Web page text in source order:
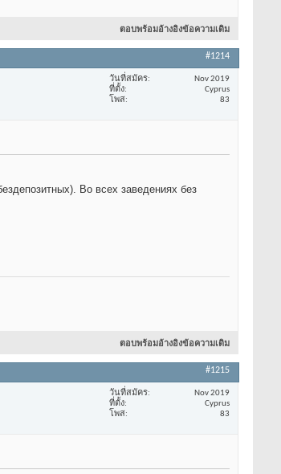
ตอบพร้อมอ้างอิงข้อความเดิม
#1214
วันที่สมัคร
Nov 2019
ที่ตั้ง
Cyprus
โพส
83
Во всех заведениях без
ตอบพร้อมอ้างอิงข้อความเดิม
#1215
วันที่สมัคร
Nov 2019
ที่ตั้ง
Cyprus
โพส
83